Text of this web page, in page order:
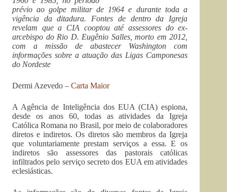
prévio ao golpe militar de 1964 e durante toda a
vigência da ditadura. Fontes de dentro da Igreja
revelam que a CIA cooptou até assessores do ex-
arcebispo do Rio D. Eugênio Salles, morto em 2012,
com a missão de abastecer Washington com
informações sobre a atuação das Ligas Camponesas
do Nordeste
Dermi Azevedo – Carta Maior
A Agência de Inteligência dos EUA (CIA) espiona,
desde os anos 60, todas as atividades da Igreja
Católica Romana no Brasil, por meio de colaboradores
diretos e indiretos. Os diretos são membros da Igreja
que voluntariamente prestam serviços a essa. E os
indiretos são assessores das pastorais católicas
infiltrados pelo serviço secreto dos EUA em atividades
eclesiásticas.